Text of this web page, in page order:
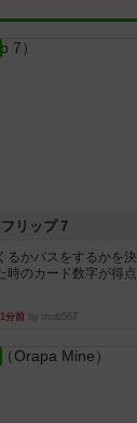
フリップ７
るかパスをするかを決
時のカード数字が得点
分前by mob567